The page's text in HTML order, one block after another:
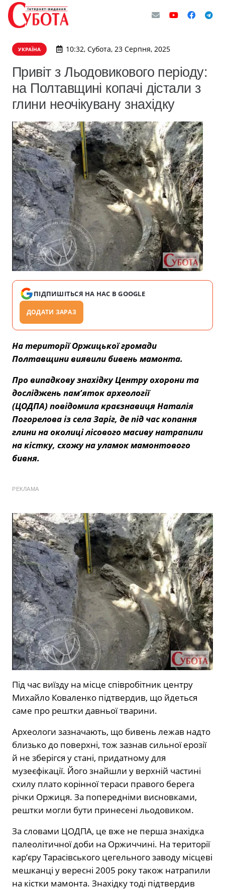
УКРАЇНА 10:32, Субота, 23 Серпня, 2025
Привіт з Льодовикового періоду:
на Полтавщині копачі дістали з
глини неочікувану знахідку
ПІДПИШІТЬСЯ НА НАС В GOOGLE
ДОДАТИ ЗАРАЗ
На території Оржицької громади
Полтавщини виявили бивень мамонта.
Про випадкову знахідку Центру охорони та
досліджень пам’яток археології
(ЦОДПА)повідомилакраєзнавиця Наталія
Погорелова із села Заріг, де під час копання
глини на околиці лісового масиву натрапили
на кістку, схожу на уламок мамонтового
бивня.
РЕКЛАМА
Під час виїзду на місце співробітник центру
Михайло Коваленко підтвердив, що йдеться
саме про рештки давньої тварини.
Археологи зазначають, що бивень лежав надто
близько до поверхні, тож зазнав сильної ерозії
й не зберігся у стані, придатному для
музеєфікації. Його знайшли у верхній частині
схилу плато корінної тераси правого берега
річки Оржиця. За попередніми висновками,
рештки могли бути принесені льодовиком.
За словами ЦОДПА, це вже не перша знахідка
палеолітичної доби на Оржиччині. На території
кар’єру Тарасівського цегельного заводу місцеві
мешканці у вересні 2005 року також натрапили
на кістки мамонта. Знахідку тоді підтвердив